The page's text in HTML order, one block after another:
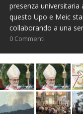
presenza universitaria
questo Upo e Meic
collaborando a una
0 Commenti